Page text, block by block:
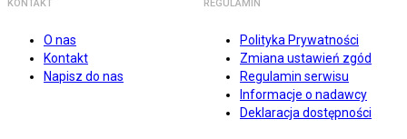
KONTAKT
O nas
Kontakt
Napisz do nas
REGULAMIN
Polityka Prywatności
Zmiana ustawień zgód
Regulamin serwisu
Informacje o nadawcy
Deklaracja dostępności